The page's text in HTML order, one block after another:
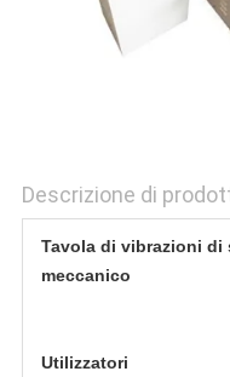
Descrizione di
Tavola di vibrazioni
meccanico
Utilizzatori